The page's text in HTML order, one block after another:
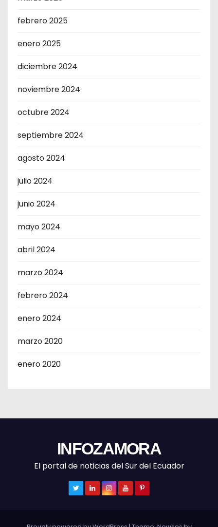
febrero 2025
enero 2025
diciembre 2024
noviembre 2024
octubre 2024
septiembre 2024
agosto 2024
julio 2024
junio 2024
mayo 2024
abril 2024
marzo 2024
febrero 2024
enero 2024
marzo 2020
enero 2020
INFOZAMORA
El portal de noticias del Sur del Ecuador